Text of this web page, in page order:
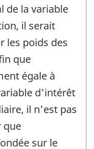
de la variable
il serait
les poids des
que
égale à
d'intérêt
il n'est pas
que
sur le